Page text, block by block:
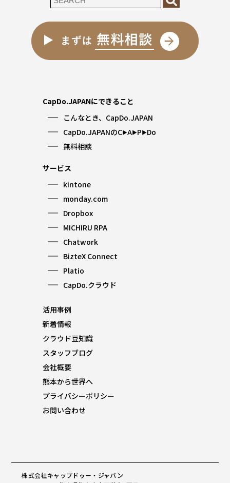
CapDo.JAPANにできること
こんなとき、CapDo.JAPAN
CapDo.JAPANのC▶︎A▶︎P▶︎Do
無料相談
サービス
kintone
monday.com
Dropbox
MICHIRU RPA
Chatwork
BizteX Connect
Platio
CapDo.クラウド
活用事例
新着情報
クラウド豆知識
スタッフブログ
会社概要
熊本から世界へ
プライバシーポリシー
お問い合わせ
株式会社キャップドゥー・ジャパン